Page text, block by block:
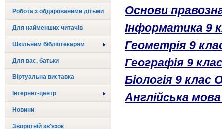
Робота з обдарованими дітьми
Для найменших читачів
Шкільним бібліотекарям
Для вас, батьки
Віртуальна виставка
Інтернет-центр
Новини
Зворотній зв'язок
Основи
Інформатика 9
Геометрія 9
Географія 9
Біологія 9 клас
Англійська